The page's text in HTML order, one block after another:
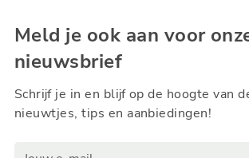
Meld je ook aan voor
nieuwsbrief
Schrijf je in en blijf op de hoogte van
nieuwtjes, tips en aanbiedingen!